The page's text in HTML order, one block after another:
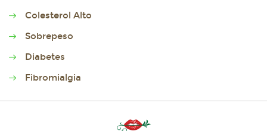
Colesterol Alto
Sobrepeso
Diabetes
Fibromialgia